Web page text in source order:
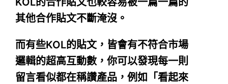
其他合作貼文不斷淹沒。
而有些KOL的貼文，皆會有不符合市場
邏輯的超高互動數，你可以發現每一則
留言看似都在稱讚產品，例如「看起來